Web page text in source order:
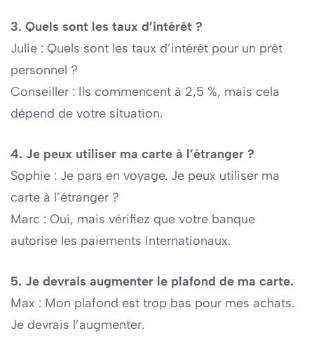
3. Quels sont les taux d’intérêt ?
Julie : Quels sont les taux d’intérêt pour un prêt
personnel ?
Conseiller : Ils commencent à 2,5 %, mais cela
dépend de votre situation.
4. Je peux utiliser ma carte à l’étranger ?
Sophie : Je pars en voyage. Je peux utiliser ma
carte à l’étranger ?
Marc : Oui, mais vérifiez que votre banque
autorise les paiements internationaux.
5. Je devrais augmenter le plafond de ma carte.
Max : Mon plafond est trop bas pour mes achats.
Je devrais l’augmenter.